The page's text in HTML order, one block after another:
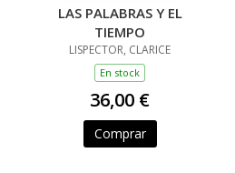
LAS PALABRAS Y EL
TIEMPO
LISPECTOR, CLARICE
En stock
36,00 €
Comprar